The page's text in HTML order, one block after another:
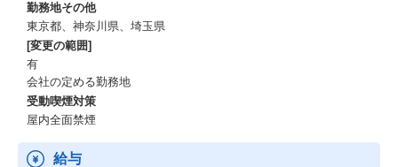
勤務地その他
東京都、神奈川県、埼玉県
[変更の範囲]
有
会社の定める勤務地
受動喫煙対策
屋内全面禁煙
給与